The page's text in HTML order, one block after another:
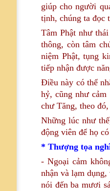
giúp cho người
tịnh, chúng ta đọc
Tâm Phật như
thông, còn tâm
niệm Phật, tụng
tiếp nhận được
Điều này có thể
hỷ, cũng như
chư Tăng, theo
Những lúc như
động viên để họ
* Thượng tọa
- Ngoại cảm
nhận và lạm
nói đến ba mươi